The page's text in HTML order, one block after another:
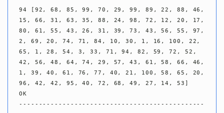
94 [92, 68, 85, 99, 70, 29, 99, 89, 22, 88, 46,
15, 66, 31, 63, 35, 88, 24, 98, 72, 12, 20, 17,
80, 61, 55, 43, 26, 31, 39, 73, 43, 56, 55, 97,
2, 69, 20, 74, 71, 84, 10, 30, 1, 16, 100, 22,
65, 1, 28, 54, 3, 33, 71, 94, 82, 59, 72, 52,
42, 56, 48, 64, 74, 29, 57, 43, 61, 58, 66, 46,
1, 39, 40, 61, 76, 77, 40, 21, 100, 58, 65, 20,
96, 42, 42, 95, 40, 72, 68, 49, 27, 14, 53]
OK
-----------------------------------------------